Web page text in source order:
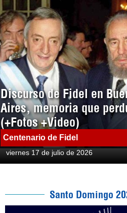
Discurso de Fidel en
Aires, memoria que
(+Fotos +Video)
Centenario de Fidel
viernes 17 de julio de 2026
Santo Domingo